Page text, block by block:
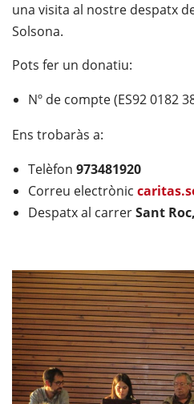
una visita al nostre despatx
Solsona.
Pots fer un donatiu:
Nº de compte (ES92 0182
Ens trobaràs a:
Telèfon 973481920
Correu electrònic
Despatx al carrerSant